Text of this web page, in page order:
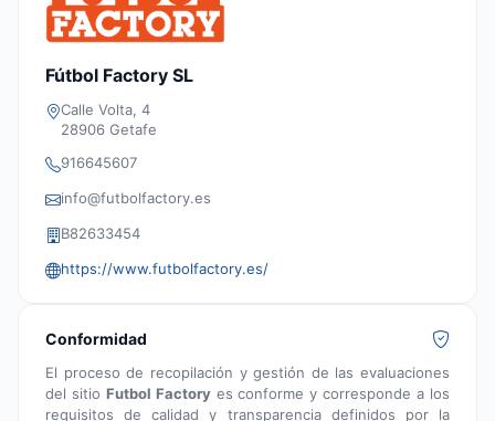
Fútbol Factory SL
Calle Volta, 4
28906 Getafe
916645607
info@futbolfactory.es
B82633454
https://www.futbolfactory.es/
Conformidad
El proceso de recopilación y gestión de las evaluaciones
del sitio Futbol Factoryes conforme y corresponde a los
requisitos de calidad y transparencia definidos por la